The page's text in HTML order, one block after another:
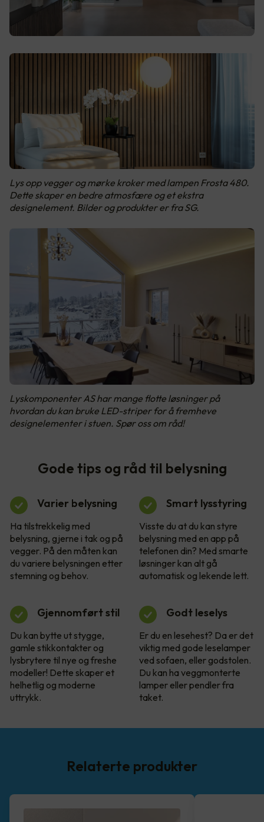
Lys opp vegger og mørke kroker med lampen Frosta 480.
Dette skaper en bedre atmosfære og et ekstra
designelement. Bilder og produkter er fra SG.
Lyskomponenter AS har mange flotte løsninger på
hvordan du kan bruke LED-striper for å fremheve
designelementer i stuen. Spør oss om råd!
Gode tips og råd til belysning
Varier belysning
Ha tilstrekkelig med
belysning, gjerne i tak og på
vegger. På den måten kan
du variere belysningen etter
stemning og behov.
Smart lysstyring
Visste du at du kan styre
belysning med en app på
telefonen din? Med smarte
løsninger kan alt gå
automatisk og lekende lett.
Gjennomført stil
Du kan bytte ut stygge,
gamle stikkontakter og
lysbrytere til nye og freshe
modeller! Dette skaper et
helhetlig og moderne
uttrykk.
Godt leselys
Er du en lesehest? Da er det
viktig med gode leselamper
ved sofaen, eller godstolen.
Du kan ha veggmonterte
lamper eller pendler fra
taket.
Relaterte produkter